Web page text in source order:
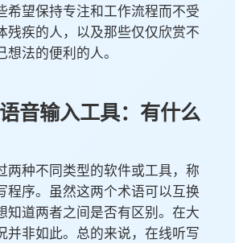
希望保持专注和工作流程而不受
残疾的人，以及那些仅仅欣赏不
法的便利的人。
音输入工具：有什么
两种不同类型的软件或工具，称
程序。虽然这两个术语可以互换
知道两者之间是否有区别。在大
并非如此。总的来说，在线听写